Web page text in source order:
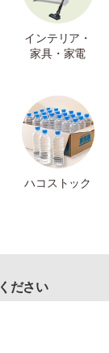
インテリア・
家具・家電
ハコストック
ださい